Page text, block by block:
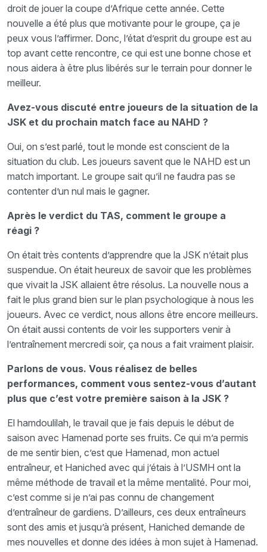
droit de jouer la coupe d’Afrique cette année. Cette
nouvelle a été plus que motivante pour le groupe, ça je
peux vous l’affirmer. Donc, l’état d’esprit du groupe est au
top avant cette rencontre, ce qui est une bonne chose et
nous aidera à être plus libérés sur le terrain pour donner le
meilleur.
Avez-vous discuté entre joueurs de la situation de la
JSK et du prochain match face au NAHD ?
Oui, on s’est parlé, tout le monde est conscient de la
situation du club. Les joueurs savent que le NAHD est un
match important. Le groupe sait qu’il ne faudra pas se
contenter d’un nul mais le gagner.
Après le verdict du TAS, comment le groupe a
réagi ?
On était très contents d’apprendre que la JSK n’était plus
suspendue. On était heureux de savoir que les problèmes
que vivait la JSK allaient être résolus. La nouvelle nous a
fait le plus grand bien sur le plan psychologique à nous les
joueurs. Avec ce verdict, nous allons être encore meilleurs.
On était aussi contents de voir les supporters venir à
l’entraînement mercredi soir, ça nous a fait vraiment plaisir.
Parlons de vous. Vous réalisez de belles
performances, comment vous sentez-vous d’autant
plus que c’est votre première saison à la JSK ?
El hamdoulilah, le travail que je fais depuis le début de
saison avec Hamenad porte ses fruits. Ce qui m’a permis
de me sentir bien, c’est que Hamenad, mon actuel
entraîneur, et Haniched avec qui j’étais à l’USMH ont la
même méthode de travail et la même mentalité. Pour moi,
c’est comme si je n’ai pas connu de changement
d’entraîneur de gardiens. D’ailleurs, ces deux entraîneurs
sont des amis et jusqu’à présent, Haniched demande de
mes nouvelles et donne des idées à mon sujet à Hamenad.